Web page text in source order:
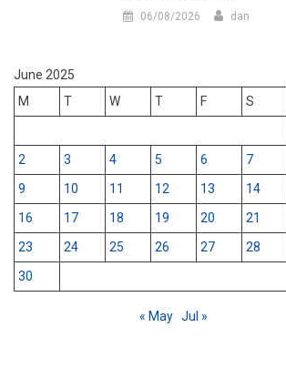
06/08/2026 dan
June 2025
M
T W T F S
2
3 4 5 6 7
9
10 11 12 13 14
16
17 18 19 20 21
23
24 25 26 27 28
30
« May Jul »